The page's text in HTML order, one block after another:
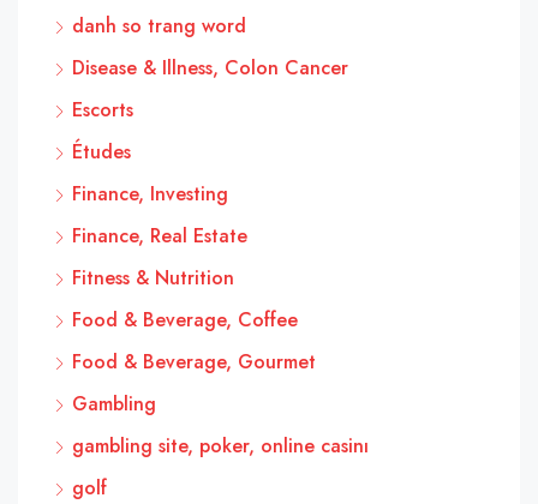
danh so trang word
Disease & Illness, Colon Cancer
Escorts
Études
Finance, Investing
Finance, Real Estate
Fitness & Nutrition
Food & Beverage, Coffee
Food & Beverage, Gourmet
Gambling
gambling site, poker, online casinı
golf